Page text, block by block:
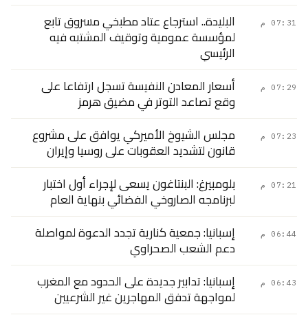
07:31 م البليدة.. استرجاع عتاد مطبخي مسروق تابع
لمؤسسة عمومية وتوقيف المشتبه فيه
الرئيسي
07:29 م أسعار المعادن النفيسة تسجل ارتفاعا على
وقع تصاعد التوتر في مضيق هرمز
07:23 م مجلس الشيوخ الأميركي يوافق على مشروع
قانون لتشديد العقوبات على روسيا وإيران
07:21 م بلومبيرغ: البنتاغون يسعى لإجراء أول اختبار
لبرنامجه الصاروخي الفضائي بنهاية العام
06:44 م إسبانيا: جمعية كنارية تجدد الدعوة لمواصلة
دعم الشعب الصحراوي
06:43 م إسبانيا: تدابير جديدة على الحدود مع المغرب
لمواجهة تدفق المهاجرين غير الشرعيين